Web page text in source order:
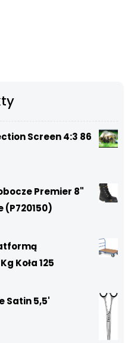
Screen 4:3 86
Premier 8"
(P720150)
Koła 125
Satin 5,5'